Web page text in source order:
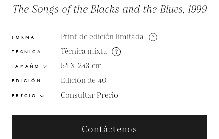
The Songs of the Blacks and the Blues, 1999
FORMA Print de edición limitada ?
TÉCNICA Técnica mixta ?
TAMAÑO 54 X 243 cm
EDICIÓN Edición de 40
PRECIO Consultar Precio
Contáctenos